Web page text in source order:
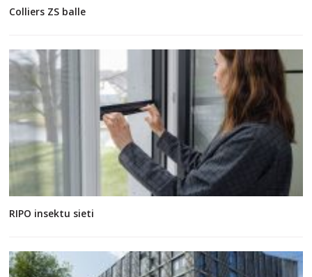
Colliers ZS balle
RIPO insektu sieti